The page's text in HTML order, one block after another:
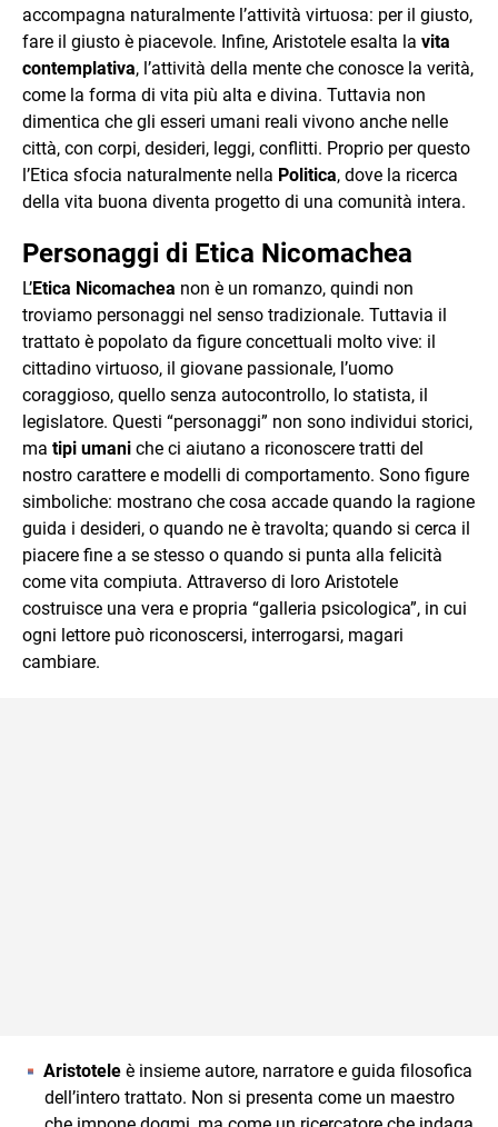
accompagna naturalmente l’attività virtuosa: per il giusto,
fare il giusto è piacevole. Infine, Aristotele esalta la vita
contemplativa, l’attività della mente che conosce la verità,
come la forma di vita più alta e divina. Tuttavia non
dimentica che gli esseri umani reali vivono anche nelle
città, con corpi, desideri, leggi, conflitti. Proprio per questo
l’Etica sfocia naturalmente nella Politica, dove la ricerca
della vita buona diventa progetto di una comunità intera.
Personaggi di Etica Nicomachea
L’Etica Nicomachea non è un romanzo, quindi non
troviamo personaggi nel senso tradizionale. Tuttavia il
trattato è popolato da figure concettuali molto vive: il
cittadino virtuoso, il giovane passionale, l’uomo
coraggioso, quello senza autocontrollo, lo statista, il
legislatore. Questi “personaggi” non sono individui storici,
ma tipi umani che ci aiutano a riconoscere tratti del
nostro carattere e modelli di comportamento. Sono figure
simboliche: mostrano che cosa accade quando la ragione
guida i desideri, o quando ne è travolta; quando si cerca il
piacere fine a se stesso o quando si punta alla felicità
come vita compiuta. Attraverso di loro Aristotele
costruisce una vera e propria “galleria psicologica”, in cui
ogni lettore può riconoscersi, interrogarsi, magari
cambiare.
Aristotele è insieme autore, narratore e guida filosofica
dell’intero trattato. Non si presenta come un maestro